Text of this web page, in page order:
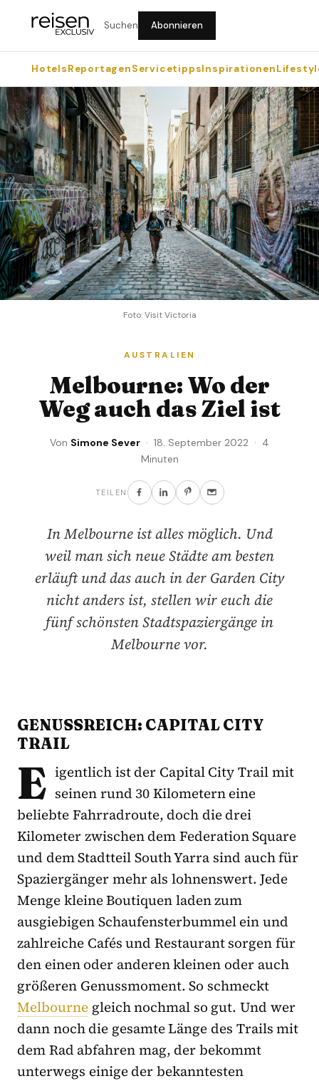
Suchen Abonnieren
HotelsReportagenServicetippsInspirationen
Foto: Visit Victoria
AUSTRALIEN
Melbourne: Wo der
Weg auch das Ziel ist
Von Simone Sever · 18. September 2022 · 4
Minuten
TEILEN
In Melbourne ist alles möglich. Und
weil man sich neue Städte am besten
erläuft und das auch in der Garden City
nicht anders ist, stellen wir euch die
fünf schönsten Stadtspaziergänge in
Melbourne vor.
GENUSSREICH: CAPITAL CITY
TRAIL
E igentlich ist der Capital City Trail mit
seinen rund 30 Kilometern eine
beliebte Fahrradroute, doch die drei
Kilometer zwischen dem Federation Square
und dem Stadtteil South Yarra sind auch für
Spaziergänger mehr als lohnenswert. Jede
Menge kleine Boutiquen laden zum
ausgiebigen Schaufensterbummel ein und
zahlreiche Cafés und Restaurant sorgen für
den einen oder anderen kleinen oder auch
größeren Genussmoment. So schmeckt
Melbourne gleich nochmal so gut. Und wer
dann noch die gesamte Länge des Trails mit
dem Rad abfahren mag, der bekommt
unterwegs einige der bekanntesten